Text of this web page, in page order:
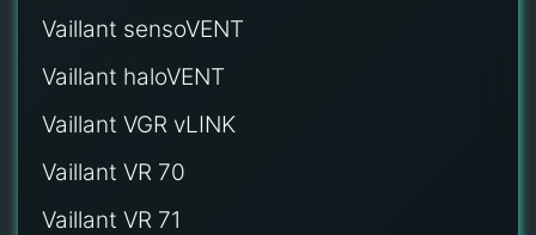
Vaillant sensoVENT
Vaillant haloVENT
Vaillant VGR vLINK
Vaillant VR 70
Vaillant VR 71